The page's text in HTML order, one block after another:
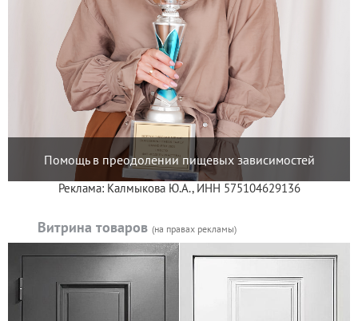
Помощь в преодолении пищевых зависимостей
Реклама: Калмыкова Ю.А., ИНН 575104629136
Витрина товаров (на правах рекламы)